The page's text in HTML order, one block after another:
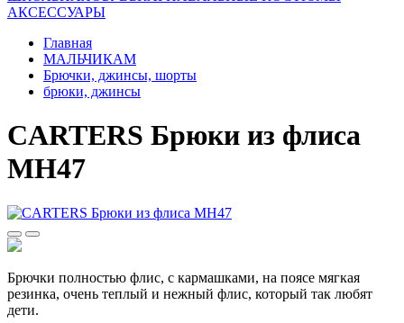
АКСЕССУАРЫ
Главная
МАЛЬЧИКАМ
Брючки, джинсы, шорты
брюки, джинсы
CARTERS Брюки из флиса
МН47
Брючки полностью флис, с кармашками, на поясе мягкая
резинка, очень теплый и нежный флис, который так любят
дети.